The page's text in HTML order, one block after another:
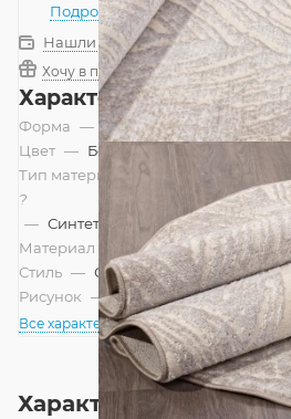
Подробнее
Нашли дешевле?
Хочу в подарок
Характеристики
Форма — Овал
Цвет — Бежевый
Тип материала
?
— Синтетический, Смешанный
Материал
Полипропилен
Стиль — Современный
Рисунок — Абстракция
Все характеристики
Характеристики